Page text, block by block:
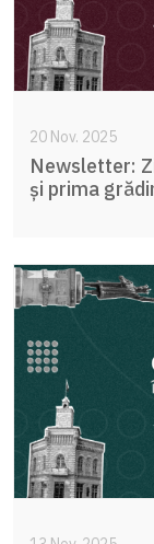
20 Nov. 2025
Newsletter:
și prima